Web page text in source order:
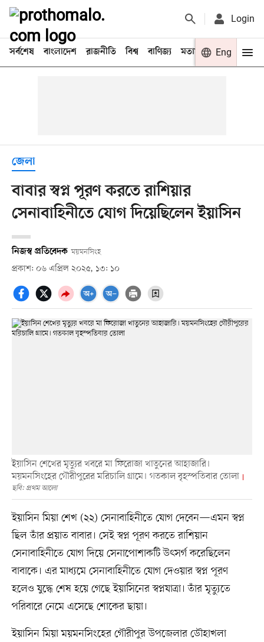
Login
সর্বশেষ বাংলাদেশ রাজনীতি বিশ্ব বাণিজ্য মতামত খেলা
Eng
জেলা
বাবার স্বপ্ন পূরণ করতে রাশিয়ার
সেনাবাহিনীতে যোগ দিয়েছিলেন ইয়াসিন
নিজস্ব প্রতিবেদক ময়মনসিংহ
প্রকাশ: ০৬ এপ্রিল ২০২৫, ১৩: ১০
ইয়াসিন শেখের মৃত্যুর খবরে মা ফিরোজা খাতুনের আহাজারি।
ময়মনসিংহের গৌরীপুরের মরিচালি গ্রামে। গতকাল বৃহস্পতিবার তোলা
ছবি: প্রথম আলো
ইয়াসিন মিয়া শেখ (২২) সেনাবাহিনীতে যোগ দেবেন—এমন স্বপ্ন
ছিল তাঁর প্রয়াত বাবার। সেই স্বপ্ন পূরণ করতে রাশিয়ান
সেনাবাহিনীতে যোগ দিয়ে সেনাপোশাকটি উৎসর্গ করেছিলেন
বাবাকে। এর মাধ্যমে সেনাবাহিনীতে যোগ দেওয়ার স্বপ্ন পূরণ
হলেও যুদ্ধে শেষ হয়ে গেছে ইয়াসিনের স্বপ্নযাত্রা। তাঁর মৃত্যুতে
পরিবারে নেমে এসেছে শোকের ছায়া।
ইয়াসিন মিয়া ময়মনসিংহের গৌরীপুর উপজেলার ডৌহাখলা